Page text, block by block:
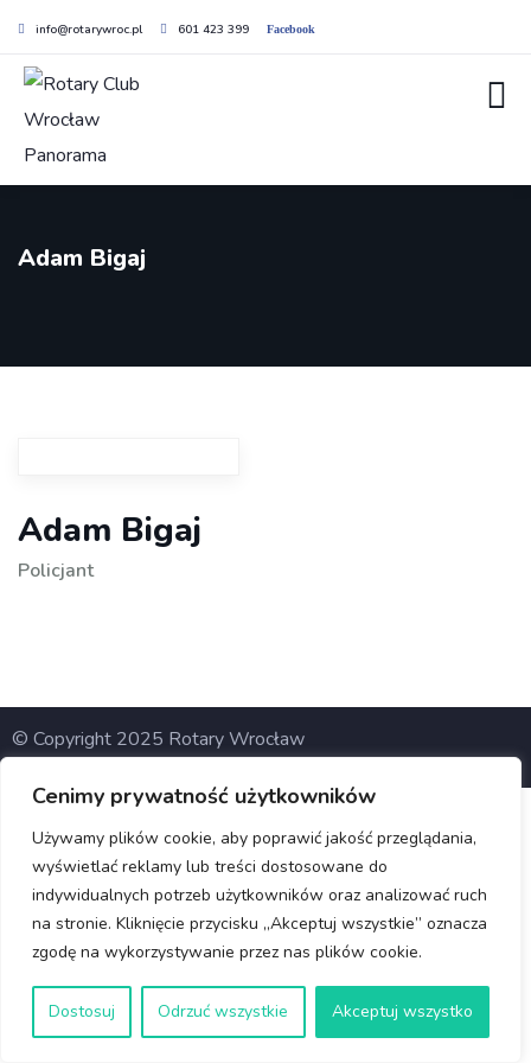
Cenimy prywatność użytkowników
Używamy plików cookie, aby poprawić jakość przeglądania,
wyświetlać reklamy lub treści dostosowane do
indywidualnych potrzeb użytkowników oraz analizować ruch
na stronie. Kliknięcie przycisku „Akceptuj wszystkie” oznacza
zgodę na wykorzystywanie przez nas plików cookie.
Dostosuj Odrzuć wszystkie Akceptuj wszystko
info@rotarywroc.pl 601 423 399 Facebook
Adam Bigaj
Adam Bigaj
Policjant
© Copyright 2025 Rotary Wrocław